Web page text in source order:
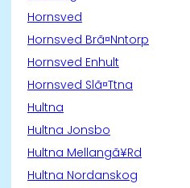
Hornsved
Hornsved Brã¤Nntorp
Hornsved Enhult
Hornsved Slã¤Ttna
Hultna
Hultna Jonsbo
Hultna Mellangã¥Rd
Hultna Nordanskog